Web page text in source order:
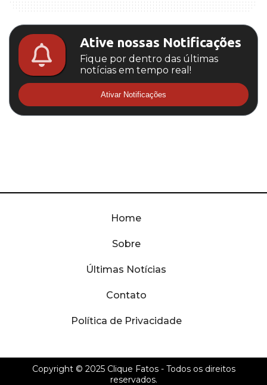
Ative nossas Notificações
Fique por dentro das últimas
notícias em tempo real!
Ativar Notificações
Home
Sobre
Últimas Notícias
Contato
Política de Privacidade
Copyright © 2025 Clique Fatos- Todos os direitos
reservados.